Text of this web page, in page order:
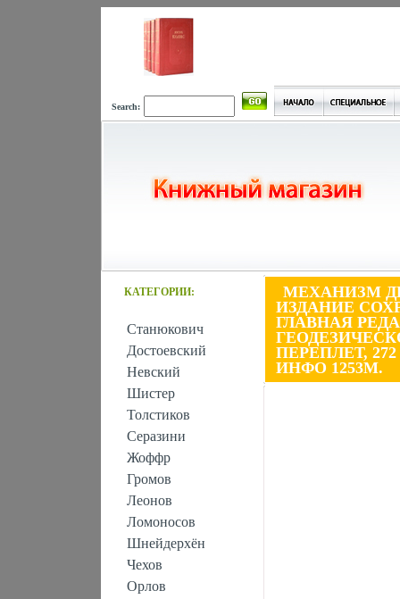
Search:
КАТЕГОРИИ:
Станюкович
Достоевский
Невский
Шистер
Толстиков
Серазини
Жоффр
Громов
Леонов
Ломоносов
Шнейдерхён
Чехов
Орлов
МЕХАНИЗМ
ИЗДАНИЕ
ГЛАВНАЯ
ПЕРЕПЛЕТ,
ИНФО 1253M.